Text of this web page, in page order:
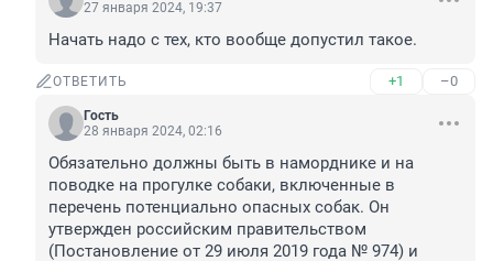
27 января 2024, 19:37
Начать надо с тех, кто вообще допустил такое.
ОТВЕТИТЬ +1 –0
Гость
28 января 2024, 02:16
Обязательно должны быть в наморднике и на
поводке на прогулке собаки, включенные в
перечень потенциально опасных собак. Он
утвержден российским правительством
(Постановление от 29 июля 2019 года № 974) и